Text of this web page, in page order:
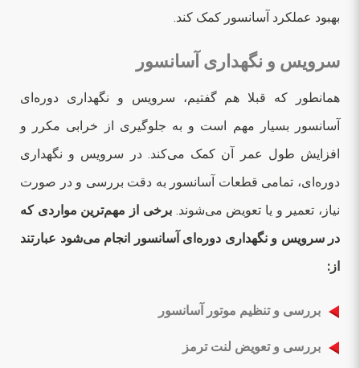
بهبود عملکرد آسانسور کمک کند.
سرویس و نگهداری آسانسور
همانطور که قبلا هم گفتیم، سرویس و نگهداری دوره‌ای
آسانسور بسیار مهم است و به جلوگیری از خرابی مکرر و
افزایش طول عمر آن کمک می‌کند. در سرویس و نگهداری
دوره‌ای، تمامی قطعات آسانسور به دقت بررسی و در صورت
نیاز، تعمیر و یا تعویض می‌شوند.برخی از مهم‌ترین مواردی که
در سرویس و نگهداری دوره‌ای آسانسور انجام می‌شود عبارتند
از:
بررسی و تنظیم موتور آسانسور
بررسی و تعویض لنت ترمز